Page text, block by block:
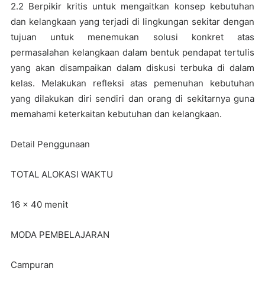
2.2 Berpikir kritis untuk mengaitkan konsep kebutuhan
dan kelangkaan yang terjadi di lingkungan sekitar dengan
tujuan untuk menemukan solusi konkret atas
permasalahan kelangkaan dalam bentuk pendapat tertulis
yang akan disampaikan dalam diskusi terbuka di dalam
kelas. Melakukan refleksi atas pemenuhan kebutuhan
yang dilakukan diri sendiri dan orang di sekitarnya guna
memahami keterkaitan kebutuhan dan kelangkaan.
Detail Penggunaan
TOTAL ALOKASI WAKTU
16 x 40 menit
MODA PEMBELAJARAN
Campuran